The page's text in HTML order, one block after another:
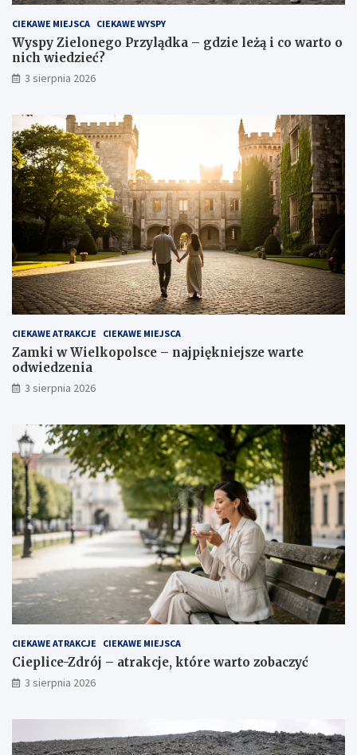
CIEKAWE MIEJSCA CIEKAWE WYSPY
Wyspy Zielonego Przylądka – gdzie leżą i co warto o
nich wiedzieć?
3 sierpnia 2026
CIEKAWE ATRAKCJE CIEKAWE MIEJSCA
Zamki w Wielkopolsce – najpiękniejsze warte
odwiedzenia
3 sierpnia 2026
CIEKAWE ATRAKCJE CIEKAWE MIEJSCA
Cieplice-Zdrój – atrakcje, które warto zobaczyć
3 sierpnia 2026